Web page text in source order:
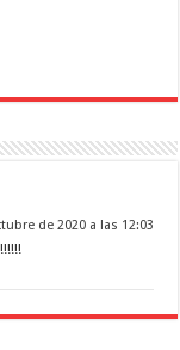
de 2020 a las 12:03